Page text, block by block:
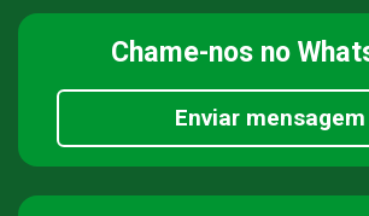
Chame-nos no
Enviar mensagem